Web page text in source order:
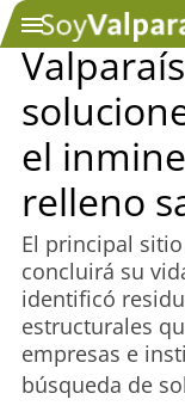
SOYTV
Podcast
Actualidad
Entretención
Economía
el
relleno
El principal
concluirá su
identificó
estructurales
empresas e
búsqueda de